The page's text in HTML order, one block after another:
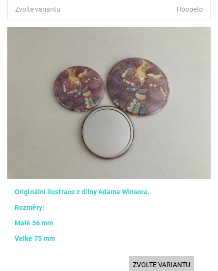
Zvolte variantu Hoopeto
Originální ilustrace z dílny Adama Winsora.
Rozměry:
Malé 56 mm
Velké 75 mm
ZVOLTE VARIANTU